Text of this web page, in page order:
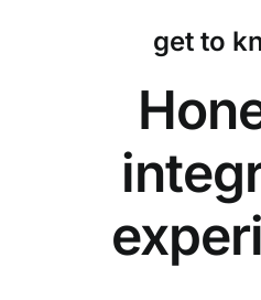
get to